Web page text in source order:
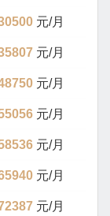
元/月
元/月
元/月
元/月
元/月
元/月
元/月